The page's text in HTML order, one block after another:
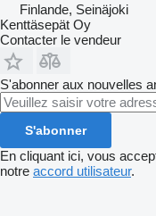
Finlande, Seinäjoki
Kenttäsepät Oy
Contacter le vendeur
S'abonner aux nouvelles
S'abonner
En cliquant ici, vous
notre accord utilisateur.